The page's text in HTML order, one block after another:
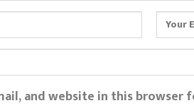
and website in this